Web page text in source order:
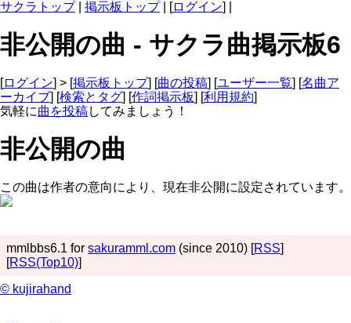
サクラトップ| 掲示板トップ| [ログイン] |
非公開の曲 - サクラ曲掲示板6
[ログイン] > [掲示板トップ] [曲の投稿] [ユーザー一覧] [名曲ア
ーカイブ] [検索とタグ] [作詞掲示板] [利用規約]
気軽に曲を投稿してみましょう！
非公開の曲
この曲は作者の意向により、現在非公開に設定されています。
mmlbbs6.1 for sakuramml.com (since 2010) [RSS]
[RSS(Top10)]
© kujirahand